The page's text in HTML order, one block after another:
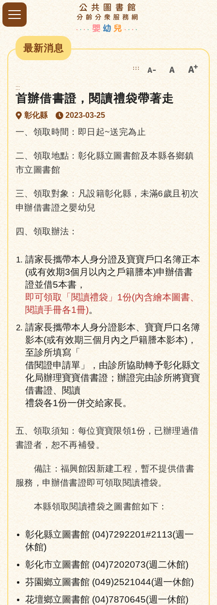
最新消息
:::
:::
首辦借書證，閱讀禮袋帶著走
彰化縣 2023-03-25
一、領取時間：即日起~送完為止
二、領取地點：彰化縣立圖書館及本縣各鄉鎮
市立圖書館
三、領取對象：凡設籍彰化縣，未滿6歲且初次
申辦借書證之嬰幼兒
四、領取辦法：
請家長攜帶本人身分證及寶寶戶口名簿正本
(或有效期3個月以內之戶籍謄本)申辦借書
證並借5本書，
即可領取「閱讀禮袋」1份(內含繪本圖書、
閱讀手冊各1冊)。
請家長攜帶本人身分證影本、寶寶戶口名簿
影本(或有效期三個月內之戶籍謄本影本)，
至診所填寫「
借閱證申請單」，由診所協助轉予彰化縣文
化局辦理寶寶借書證；辦證完由診所將寶寶
借書證、閱讀
禮袋各1份一併交給家長。
五、領取須知：每位寶寶限領1份，已辦理過借
書證者，恕不再補發。
備註：福興館因新建工程，暫不提供借書
服務，申辦借書證即可領取閱讀禮袋。
本縣領取閱讀禮袋之圖書館如下：
彰化縣立圖書館 (04)7292201#2113(週一
休館)
彰化市立圖書館 (04)7202073(週二休館)
芬園鄉立圖書館 (049)2521044(週一休館)
花壇鄉立圖書館 (04)7870645(週一休館)